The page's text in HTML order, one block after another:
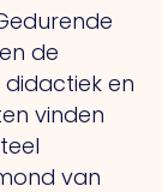
de
en
vinden
van